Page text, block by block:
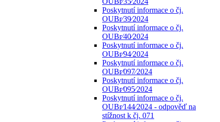
Poskytnutí informace o čj.
OUBr⁄39⁄2024
Poskytnutí informace o čj.
OUBr⁄40⁄2024
Poskytnutí informace o čj.
OUBr⁄94⁄2024
Poskytnutí informace o čj.
OUBr⁄097⁄2024
Poskytnutí informace o čj.
OUBr⁄095⁄2024
Poskytnutí informace o čj.
OUBr⁄144⁄2024 - odpověď na
stížnost k čj. 071